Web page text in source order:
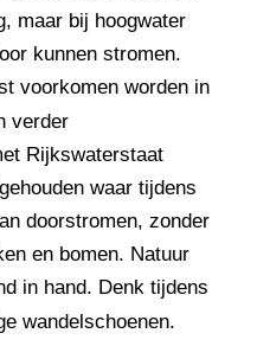
maar bij hoogwater
kunnen stromen.
voorkomen worden in
verder
Rijkswaterstaat
waar tijdens
doorstromen, zonder
en bomen. Natuur
in hand. Denk tijdens
wandelschoenen.